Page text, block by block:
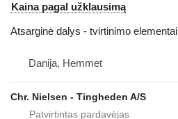
Kaina pagal užklausimą
Atsarginė dalys - tvirtinimo elementai
Danija, Hemmet
Chr. Nielsen - Tingheden A/S